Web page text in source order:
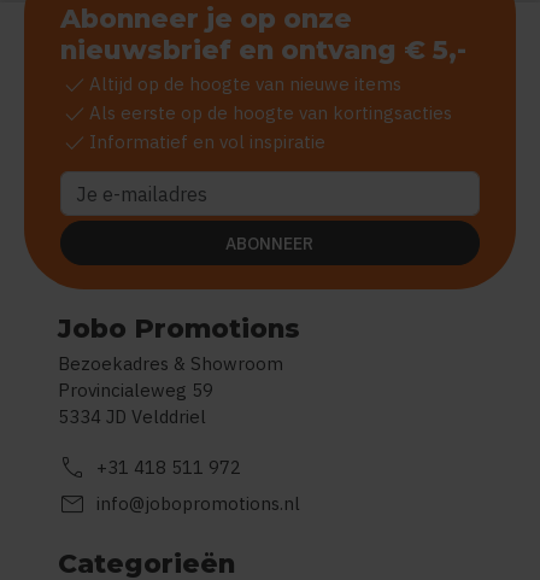
Jobo Promotions
Bezoekadres & Showroom
Provincialeweg 59
5334 JD Velddriel
call +31 418 511 972
mail info@jobopromotions.nl
Categorieën
Abonneer je op onze
nieuwsbrief en ontvang € 5,-
check Altijd op de hoogte van nieuwe items
check Als eerste op de hoogte van kortingsacties
check Informatief en vol inspiratie
ABONNEER